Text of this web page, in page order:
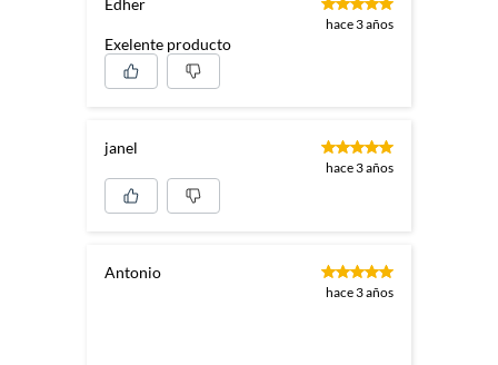
Edher
hace 3 años
Exelente producto
janel
hace 3 años
Antonio
hace 3 años